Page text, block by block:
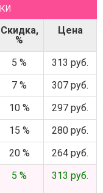
Скидка,
%
Цена
5 %
313 руб.
7 %
307 руб.
10 %
297 руб.
15 %
280 руб.
20 %
264 руб.
5 % 313 руб.